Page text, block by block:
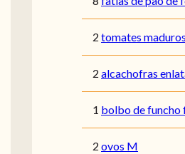
2 tomates maduros
2 alcachofras
1 bolbo de funcho
2 ovos M